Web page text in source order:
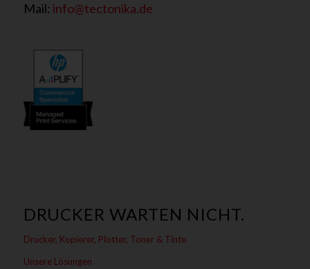
Mail: info@tectonika.de
DRUCKER WARTEN NICHT.
Drucker, Kopierer, Plotter, Toner & Tinte
Unsere Lösungen